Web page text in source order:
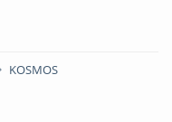
KOSMOS